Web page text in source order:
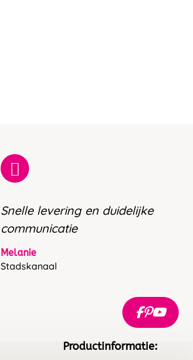
Snelle levering en duidelijke
communicatie
Melanie
Stadskanaal
Productinformatie: